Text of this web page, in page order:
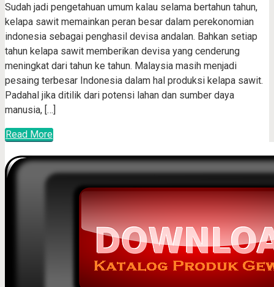
Sudah jadi pengetahuan umum kalau selama bertahun tahun,
kelapa sawit memainkan peran besar dalam perekonomian
indonesia sebagai penghasil devisa andalan. Bahkan setiap
tahun kelapa sawit memberikan devisa yang cenderung
meningkat dari tahun ke tahun. Malaysia masih menjadi
pesaing terbesar Indonesia dalam hal produksi kelapa sawit.
Padahal jika ditilik dari potensi lahan dan sumber daya
manusia, […]
Read More